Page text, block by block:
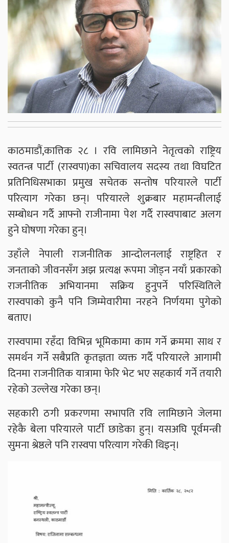
काठमाडौं,कात्तिक २८ । रवि लामिछाने नेतृत्वको राष्ट्रिय
स्वतन्त्र पार्टी (रास्वपा)का सचिवालय सदस्य तथा विघटित
प्रतिनिधिसभाका प्रमुख सचेतक सन्तोष परियारले पार्टी
परित्याग गरेका छन्। परियारले शुक्रबार महामन्त्रीलाई
सम्बोधन गर्दै आफ्नो राजीनामा पेश गर्दै रास्वपाबाट अलग
हुने घोषणा गरेका हुन्।
उहाँले नेपाली राजनीतिक आन्दोलनलाई राष्ट्रहित र
जनताको जीवनसँग अझ प्रत्यक्ष रूपमा जोड्न नयाँ प्रकारको
राजनीतिक अभियानमा सक्रिय हुनुपर्ने परिस्थितिले
रास्वपाको कुनै पनि जिम्मेवारीमा नरहने निर्णयमा पुगेको
बताए।
रास्वपामा रहँदा विभिन्न भूमिकामा काम गर्ने क्रममा साथ र
समर्थन गर्ने सबैप्रति कृतज्ञता व्यक्त गर्दै परियारले आगामी
दिनमा राजनीतिक यात्रामा फेरि भेट भए सहकार्य गर्ने तयारी
रहेको उल्लेख गरेका छन्।
सहकारी ठगी प्रकरणमा सभापति रवि लामिछाने जेलमा
रहेकै बेला परियारले पार्टी छाडेका हुन्। यसअघि पूर्वमन्त्री
सुमना श्रेष्ठले पनि रास्वपा परित्याग गरेकी थिइन्।